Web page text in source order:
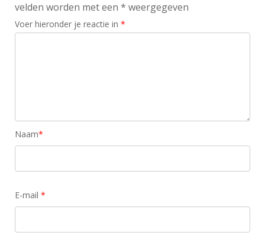
velden worden met een * weergegeven
Voer hieronder je reactie in *
Naam*
E-mail *